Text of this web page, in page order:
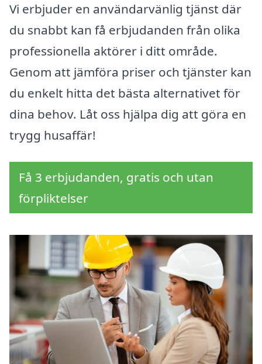
Vi erbjuder en användarvänlig tjänst där
du snabbt kan få erbjudanden från olika
professionella aktörer i ditt område.
Genom att jämföra priser och tjänster kan
du enkelt hitta det bästa alternativet för
dina behov. Låt oss hjälpa dig att göra en
trygg husaffär!
Få 3 erbjudanden, gratis och utan
förpliktelser